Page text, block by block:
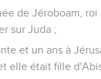
de Jéroboam, roi
sur Juda ;
et un ans à
elle était fille